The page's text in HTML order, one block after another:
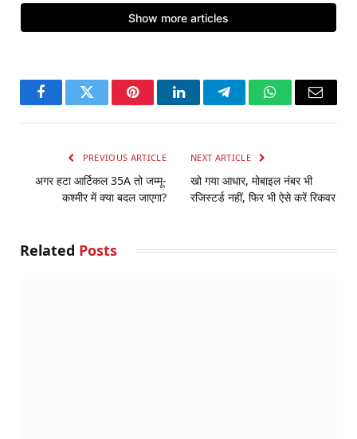
FacebookTwitter PinterestLinkedInTelegramWhatsApp
Email
PREVIOUS ARTICLE
अगर हटा आर्टिकल 35A तो जम्मू-
कश्मीर में क्या बदल जाएगा?
NEXT ARTICLE
खो गया आधार, मोबाइल नंबर भी
रजिस्टर्ड नहीं, फिर भी ऐसे करें रिकवर
Related Posts